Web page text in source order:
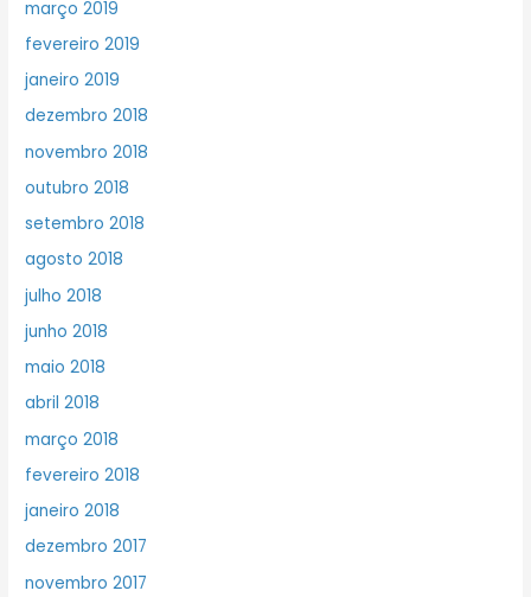
março 2019
fevereiro 2019
janeiro 2019
dezembro 2018
novembro 2018
outubro 2018
setembro 2018
agosto 2018
julho 2018
junho 2018
maio 2018
abril 2018
março 2018
fevereiro 2018
janeiro 2018
dezembro 2017
novembro 2017